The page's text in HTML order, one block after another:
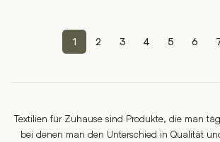
1 2 3 4 5 6
Textilien für Zuhause sind Produkte, die man
bei denen man den Unterschied in Qualität